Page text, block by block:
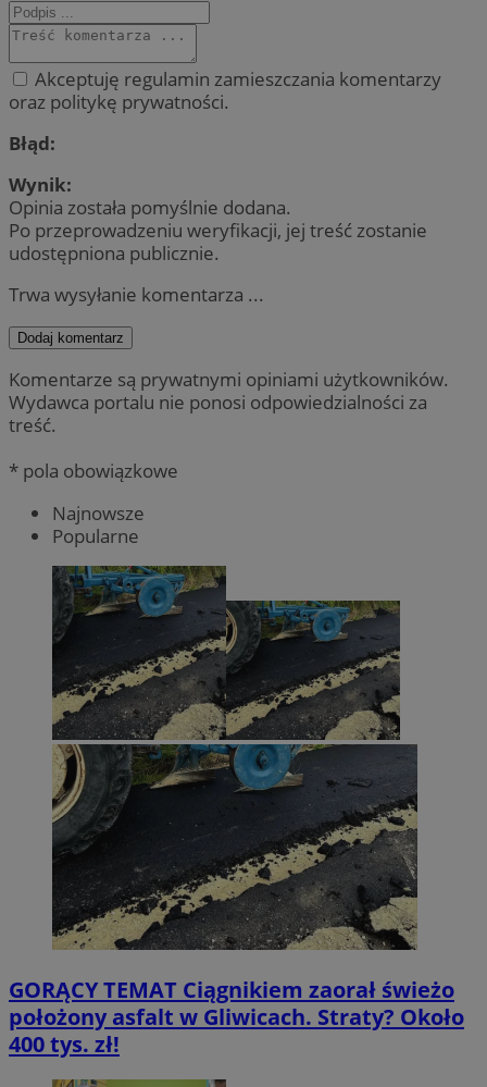
Akceptuję regulamin zamieszczania komentarzy
oraz politykę prywatności.
Błąd:
Wynik:
Opinia została pomyślnie dodana.
Po przeprowadzeniu weryfikacji, jej treść zostanie
udostępniona publicznie.
Trwa wysyłanie komentarza ...
Dodaj komentarz
Komentarze są prywatnymi opiniami użytkowników.
Wydawca portalu nie ponosi odpowiedzialności za
treść.
* pola obowiązkowe
Najnowsze
Popularne
GORĄCY TEMAT Ciągnikiem zaorał świeżo
położony asfalt w Gliwicach. Straty? Około
400 tys. zł!